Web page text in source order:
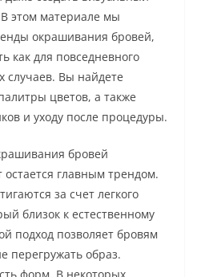
этом материале мы
окрашивания бровей,
как для повседневного
случаев. Вы найдете
цветов, а также
и уходу после процедуры.
бровей
главным трендом.
за счет легкого
близок к естественному
подход позволяет бровям
перегружать образ.